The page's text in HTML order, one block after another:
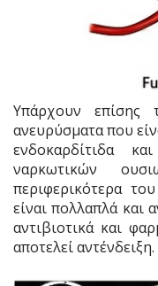
Υπάρχουν επίσης
ανευρύσματα που
ενδοκαρδίτιδα
ναρκωτικών
περιφερικότερα
είναι πολλαπλά και
αντιβιοτικά και
αποτελεί αντένδειξη.